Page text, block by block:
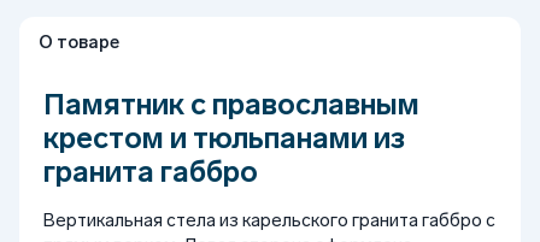
О товаре
Памятник с православным
крестом и тюльпанами из
гранита габбро
Вертикальная стела из карельского гранита габбро с